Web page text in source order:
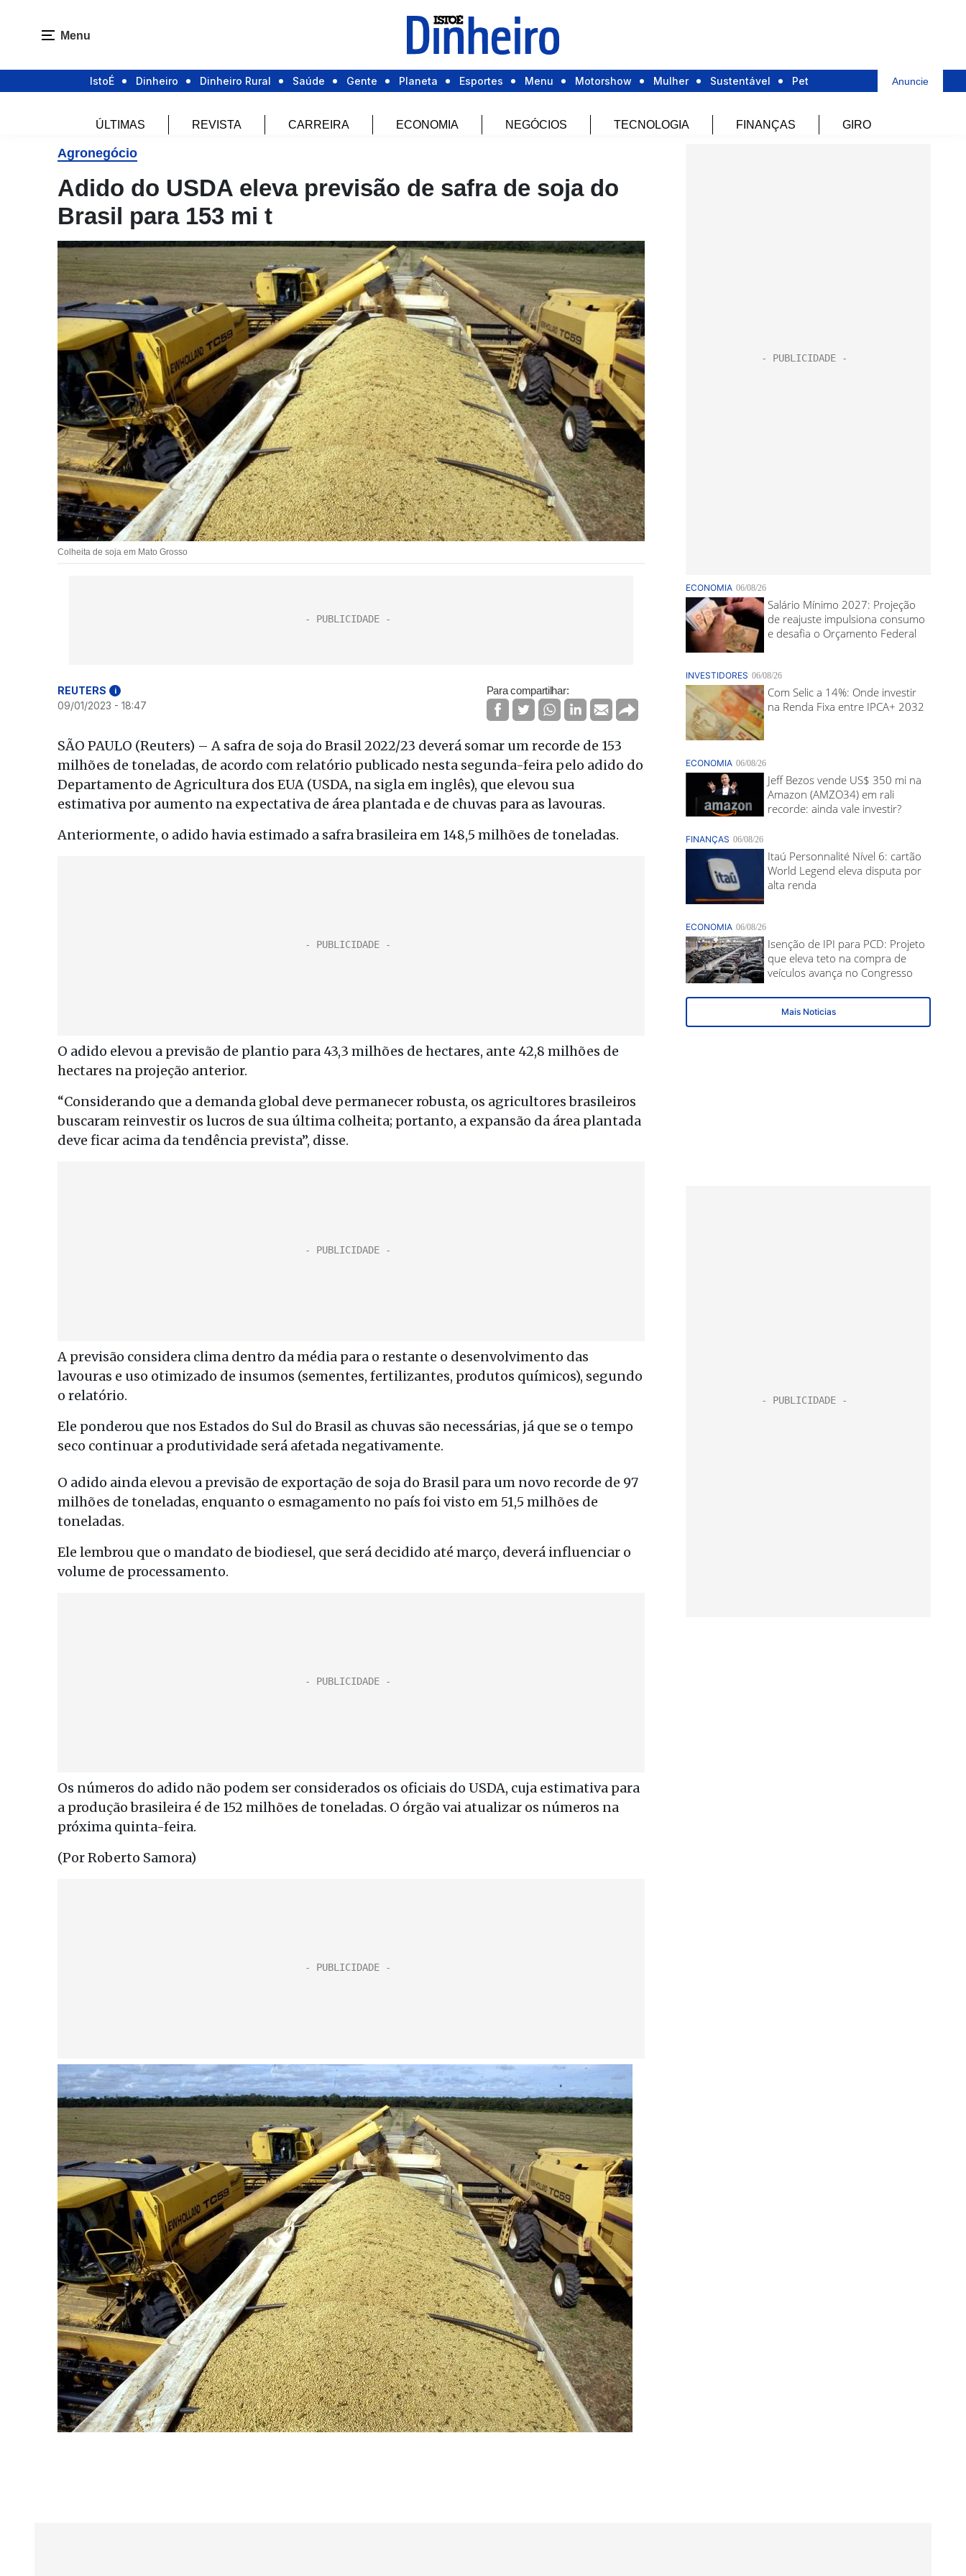
Menu
IstoÉ Dinheiro Dinheiro Rural Saúde Gente Planeta Esportes Menu Motorshow Mulher Sustentável Pet Anuncie
ÚLTIMAS REVISTA CARREIRA ECONOMIA NEGÓCIOS TECNOLOGIA FINANÇAS GIRO
Agronegócio
Adido do USDA eleva previsão de safra de soja do
Brasil para 153 mi t
Colheita de soja em Mato Grosso
REUTERS i
09/01/2023 - 18:47
Para compartilhar:
SÃO PAULO (Reuters) – A safra de soja do Brasil 2022/23 deverá somar um recorde de 153
milhões de toneladas, de acordo com relatório publicado nesta segunda-feira pelo adido do
Departamento de Agricultura dos EUA (USDA, na sigla em inglês), que elevou sua
estimativa por aumento na expectativa de área plantada e de chuvas para as lavouras.
Anteriormente, o adido havia estimado a safra brasileira em 148,5 milhões de toneladas.
O adido elevou a previsão de plantio para 43,3 milhões de hectares, ante 42,8 milhões de
hectares na projeção anterior.
“Considerando que a demanda global deve permanecer robusta, os agricultores brasileiros
buscaram reinvestir os lucros de sua última colheita; portanto, a expansão da área plantada
deve ficar acima da tendência prevista”, disse.
A previsão considera clima dentro da média para o restante o desenvolvimento das
lavouras e uso otimizado de insumos (sementes, fertilizantes, produtos químicos), segundo
o relatório.
Ele ponderou que nos Estados do Sul do Brasil as chuvas são necessárias, já que se o tempo
seco continuar a produtividade será afetada negativamente.
O adido ainda elevou a previsão de exportação de soja do Brasil para um novo recorde de 97
milhões de toneladas, enquanto o esmagamento no país foi visto em 51,5 milhões de
toneladas.
Ele lembrou que o mandato de biodiesel, que será decidido até março, deverá influenciar o
volume de processamento.
Os números do adido não podem ser considerados os oficiais do USDA, cuja estimativa para
a produção brasileira é de 152 milhões de toneladas. O órgão vai atualizar os números na
próxima quinta-feira.
(Por Roberto Samora)